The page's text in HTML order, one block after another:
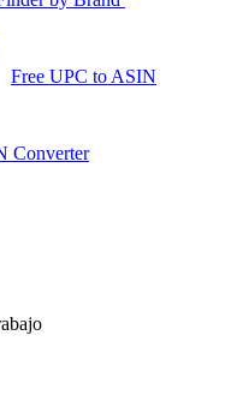
Free UPC to ASIN
Converter